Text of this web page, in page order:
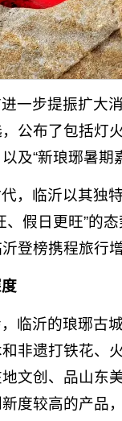
一步提振扩大
公布了包括灯
及“新琅琊暑期
，临沂以其独
、假日更旺”的
登榜携程旅行
临沂的琅琊古
非遗打铁花、
文创、品山东
度较高的产品